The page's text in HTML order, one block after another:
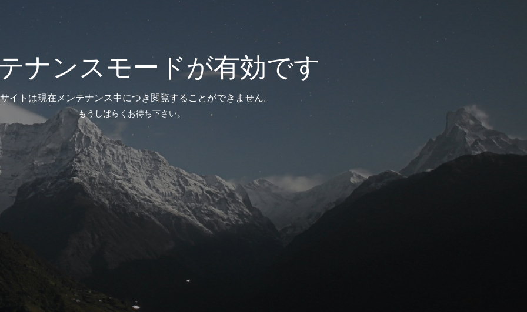
ナンスモードが有効です
イトは現在メンテナンス中につき閲覧することができません。
もうしばらくお待ち下さい。